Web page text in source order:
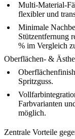
Multi-Material-
flexibler und
Minimale
Stützentfernung
% im Vergleich
Oberflächen- &
Spritzguss.
Farbvarianten
möglich.
Zentrale Vorteile